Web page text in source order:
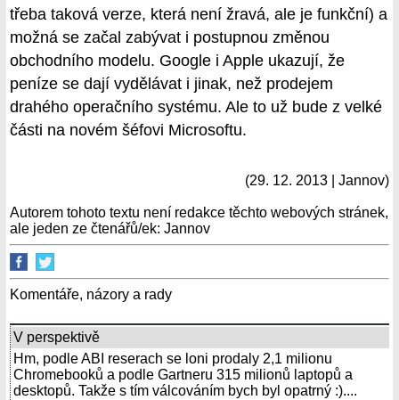
třeba taková verze, která není žravá, ale je funkční) a
možná se začal zabývat i postupnou změnou
obchodního modelu. Google i Apple ukazují, že
peníze se dají vydělávat i jinak, než prodejem
drahého operačního systému. Ale to už bude z velké
části na novém šéfovi Microsoftu.
(29. 12. 2013 | Jannov)
Autorem tohoto textu není redakce těchto webových stránek,
ale jeden ze čtenářů/ek: Jannov
Komentáře, názory a rady
V perspektivě
Hm, podle ABI reserach se loni prodaly 2,1 milionu
Chromebooků a podle Gartneru 315 milionů laptopů a
desktopů. Takže s tím válcováním bych byl opatrný :)....